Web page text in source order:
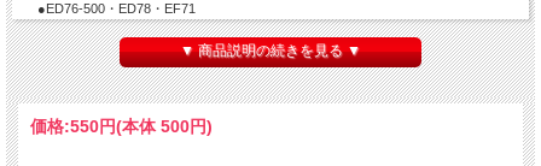
●ED76-500・ED78・EF71
●10種類
☆商品画像銀河モデル承認済み☆
▼ 商品説明の続きを見る ▼
価格:550円(本体 500円)